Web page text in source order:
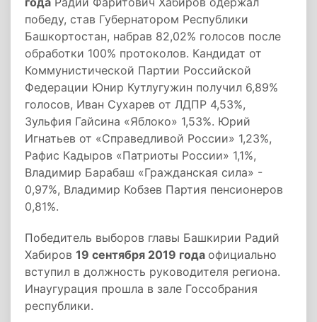
победу, став Губернатором Республики
Башкортостан, набрав 82,02% голосов после
обработки 100% протоколов. Кандидат от
Коммунистической Партии Российской
Федерации Юнир Кутлугужин получил 6,89%
голосов, Иван Сухарев от ЛДПР 4,53%,
Зульфия Гайсина «Яблоко» 1,53%. Юрий
Игнатьев от «Справедливой России» 1,23%,
Рафис Кадыров «Патриоты России» 1,1%,
Владимир Барабаш «Гражданская сила» -
0,97%, Владимир Кобзев Партия пенсионеров
0,81%.
Победитель выборов главы Башкирии Радий
Хабиров 19 сентября 2019 года официально
вступил в должность руководителя региона.
Инаугурация прошла в зале Госсобрания
республики.